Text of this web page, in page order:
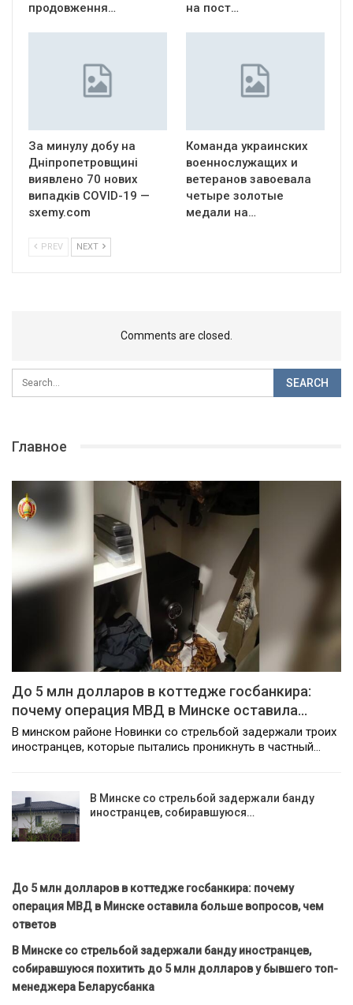
продовження…
на пост…
За минулу добу на
Дніпропетровщині
виявлено 70 нових
випадків COVID-19 —
sxemy.com
Команда украинских
военнослужащих и
ветеранов завоевала
четыре золотые
медали на…
PREV NEXT
Comments are closed.
Главное
До 5 млн долларов в коттедже госбанкира:
почему операция МВД в Минске оставила…
В минском районе Новинки со стрельбой задержали троих
иностранцев, которые пытались проникнуть в частный…
В Минске со стрельбой задержали банду
иностранцев, собиравшуюся…
До 5 млн долларов в коттедже госбанкира: почему
операция МВД в Минске оставила больше вопросов, чем
ответов
В Минске со стрельбой задержали банду иностранцев,
собиравшуюся похитить до 5 млн долларов у бывшего топ-
менеджера Беларусбанка